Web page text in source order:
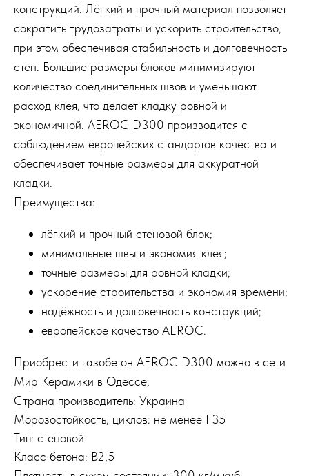
конструкций. Лёгкий и прочный материал позволяет
сократить трудозатраты и ускорить строительство,
при этом обеспечивая стабильность и долговечность
стен. Большие размеры блоков минимизируют
количество соединительных швов и уменьшают
расход клея, что делает кладку ровной и
экономичной. AEROC D300 производится с
соблюдением европейских стандартов качества и
обеспечивает точные размеры для аккуратной
кладки.
Преимущества:
лёгкий и прочный стеновой блок;
минимальные швы и экономия клея;
точные размеры для ровной кладки;
ускорение строительства и экономия времени;
надёжность и долговечность конструкций;
европейское качество AEROC.
Приобрести газобетон AEROC D300 можно в сети
Мир Керамики в Одессе,
Страна производитель: Украина
Морозостойкость, циклов: не менее F35
Тип: стеновой
Класс бетона: B2,5